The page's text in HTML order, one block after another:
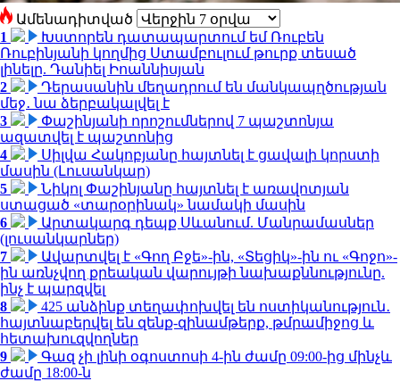
Ամենադիտված
1
Խստորեն դատապարտում եմ Ռուբեն
Ռուբինյանի կողմից Ստամբուլում թուրք տեսած
լինելը. Դանիել Իոաննիսյան
2
Դերասանին մեղադրում են մանկապղծության
մեջ․ նա ձերբակալվել է
3
Փաշինյանի որոշումներով 7 պաշտոնյա
ազատվել է պաշտոնից
4
Սիլվա Հակոբյանը հայտնել է ցավալի կորստի
մասին (Լուսանկար)
5
Նիկոլ Փաշինյանը հայտնել է առավոտյան
ստացած «տարօրինակ» նամակի մասին
6
Արտակարգ դեպք Սևանում. Մանրամասներ
(լուսանկարներ)
7
Ավարտվել է «Գող Բջե»-ին, «Տեցիկ»-ին ու «Գոջո»-
ին առնչվող քրեական վարույթի նախաքննությունը.
ինչ է պարզվել
8
425 անձինք տեղափոխվել են ոստիկանություն․
հայտնաբերվել են զենք-զինամթերք, թմրամիջոց և
հետախուզվողներ
9
Գազ չի լինի օգոստոսի 4-ին ժամը 09:00-ից մինչև
ժամը 18:00-ն